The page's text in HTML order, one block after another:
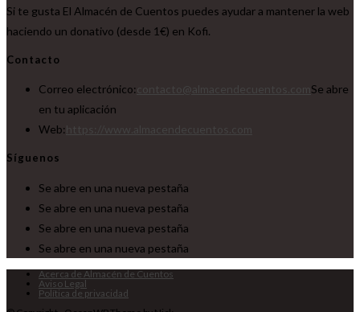
Si te gusta El Almacén de Cuentos puedes ayudar a mantener la web
haciendo un donativo (desde 1€) en Kofi.
Contacto
Correo electrónico:
Se abre
en tu aplicación
Web:
Síguenos
Se abre en una nueva pestaña
Se abre en una nueva pestaña
Se abre en una nueva pestaña
Se abre en una nueva pestaña
Acerca de Almacén de Cuentos
Aviso Legal
Política de privacidad